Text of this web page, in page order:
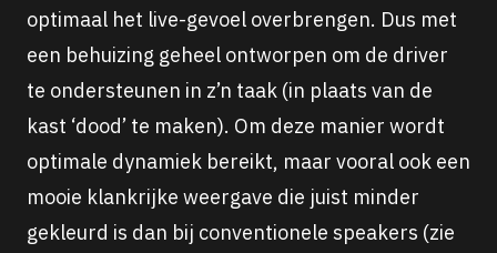
optimaal het live-gevoel overbrengen. Dus met
een behuizing geheel ontworpen om de driver
te ondersteunen in z’n taak (in plaats van de
kast ‘dood’ te maken). Om deze manier wordt
optimale dynamiek bereikt, maar vooral ook een
mooie klankrijke weergave die juist minder
gekleurd is dan bij conventionele speakers (zie